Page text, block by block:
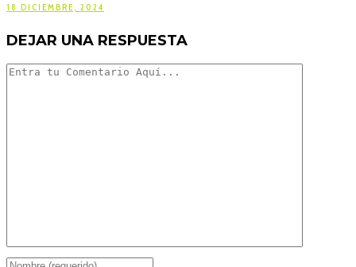
18 DICIEMBRE, 2024
DEJAR UNA RESPUESTA